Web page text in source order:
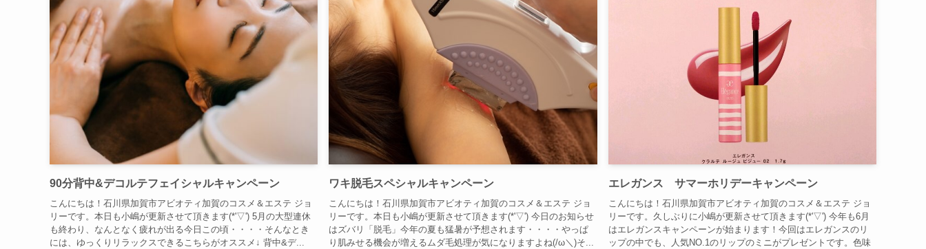
90分背中&デコルテフェイシャルキャンペーン
こんにちは！石川県加賀市アビオティ加賀のコスメ＆エステ ジョ
リーです。本日も小嶋が更新させて頂きます(*'▽') 5月の大型連休
も終わり、なんとなく疲れが出る今日この頃・・・・そんなとき
には、ゆっくりリラックスできるこちらがオススメ↓ 背中&デ...
ワキ脱毛スペシャルキャンペーン
こんにちは！石川県加賀市アビオティ加賀のコスメ＆エステ ジョ
リーです。本日も小嶋が更新させて頂きます(*'▽') 今日のお知らせ
はズバリ「脱毛」今年の夏も猛暑が予想されます・・・・やっぱ
り肌みせる機会が増えるムダ毛処理が気になりますよね(/ω＼)そ...
エレガンス サマーホリデーキャンペーン
こんにちは！石川県加賀市アビオティ加賀のコスメ＆エステ ジョ
リーです。久しぶりに小嶋が更新させて頂きます(*'▽') 今年も6月
はエレガンスキャンペーンが始まります！今回はエレガンスのリ
ップの中でも、人気NO.1のリップのミニがプレゼントです。色味